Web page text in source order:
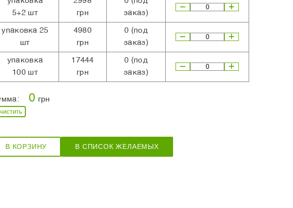
5+2 шт
грн
заказ)
упаковка 25
шт
4980
грн
0 (под
заказ)
упаковка
100 шт
17444
грн
0 (под
заказ)
0 грн
В КОРЗИНУ В СПИСОК ЖЕЛАЕМЫХ